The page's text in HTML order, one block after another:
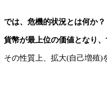
では、危機的状況とは何か？
貨幣が最上位の価値となり
その性質上、拡大(自己増殖)